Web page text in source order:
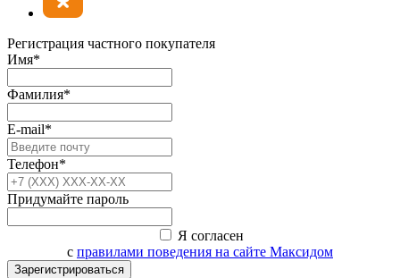
Регистрация частного покупателя
Имя*
Фамилия*
E-mail*
Телефон*
Придумайте пароль
Я согласен
с правилами поведения на сайте Максидом
Зарегистрироваться